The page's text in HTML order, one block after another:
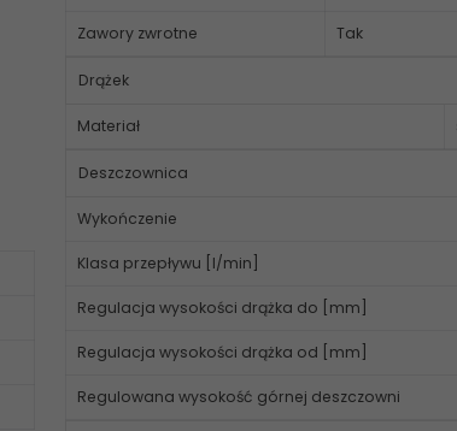
Zawory zwrotne Tak
Drążek
Materiał
Deszczownica
Wykończenie
Klasa przepływu [l/min]
Regulacja wysokości drążka do [mm]
Regulacja wysokości drążka od [mm]
Regulowana wysokość górnej deszczowni